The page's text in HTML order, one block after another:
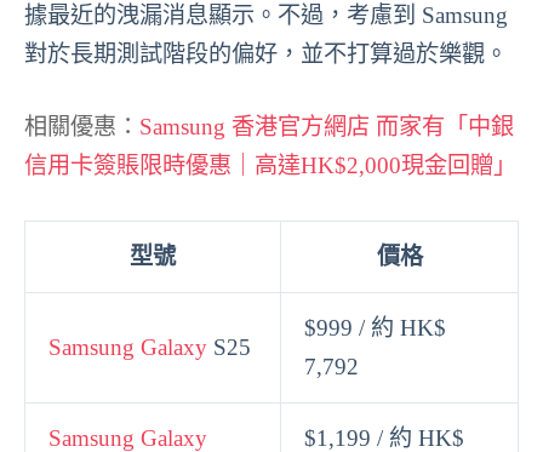
據最近的洩漏消息顯示。不過，考慮到 Samsung
對於長期測試階段的偏好，並不打算過於樂觀。
相關優惠： Samsung 香港官方網店 而家有「中銀
信用卡簽賬限時優惠｜高達HK$2,000現金回贈」
型號 價格
Samsung Galaxy S25
$999 / 約 HK$
7,792
Samsung Galaxy
$1,199 / 約 HK$